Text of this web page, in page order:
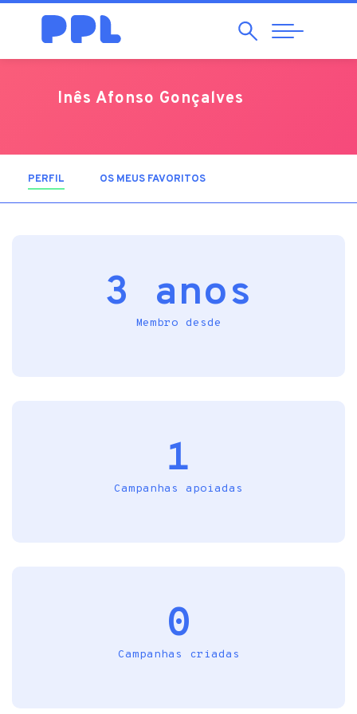
Pesquisar
Abrir
Navegação
Inês Afonso Gonçalves
PERFIL (SEPARADOR ATIVO)
OS MEUS FAVORITOS
3 anos
Membro desde
1
Campanhas apoiadas
0
Campanhas criadas